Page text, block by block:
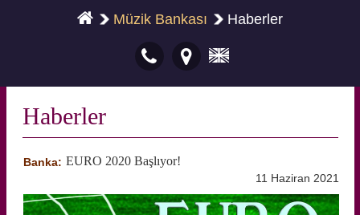
Müzik Bankası Haberler
Haberler
Banka: EURO 2020 Başlıyor!
11 Haziran 2021